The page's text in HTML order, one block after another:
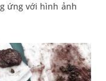
ứng với hình ảnh